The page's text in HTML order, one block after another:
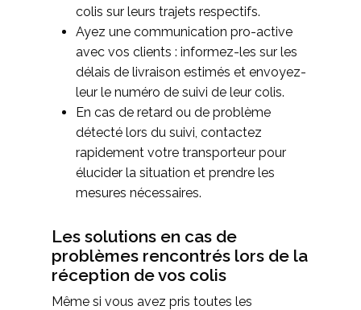
colis sur leurs trajets respectifs.
Ayez une communication pro-active
avec vos clients : informez-les sur les
délais de livraison estimés et envoyez-
leur le numéro de suivi de leur colis.
En cas de retard ou de problème
détecté lors du suivi, contactez
rapidement votre transporteur pour
élucider la situation et prendre les
mesures nécessaires.
Les solutions en cas de
problèmes rencontrés lors de la
réception de vos colis
Même si vous avez pris toutes les